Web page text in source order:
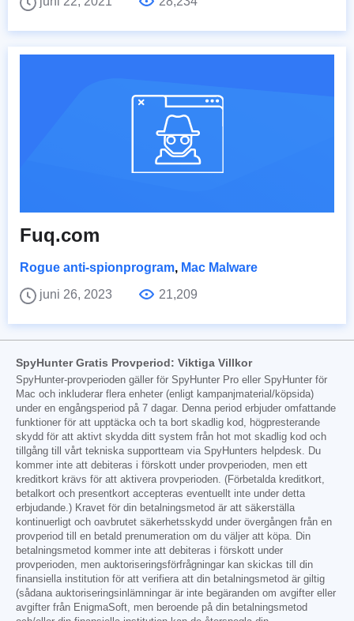
Fuq.com
Rogue anti-spionprogram, Mac Malware
juni 26, 2023
21,209
SpyHunter Gratis Provperiod: Viktiga Villkor
SpyHunter-provperioden gäller för SpyHunter Pro eller SpyHunter för
Mac och inkluderar flera enheter (enligt kampanjmaterial/köpsida)
under en engångsperiod på 7 dagar. Denna period erbjuder omfattande
funktioner för att upptäcka och ta bort skadlig kod, högpresterande
skydd för att aktivt skydda ditt system från hot mot skadlig kod och
tillgång till vårt tekniska supportteam via SpyHunters helpdesk. Du
kommer inte att debiteras i förskott under provperioden, men ett
kreditkort krävs för att aktivera provperioden. (Förbetalda kreditkort,
betalkort och presentkort accepteras eventuellt inte under detta
erbjudande.) Kravet för din betalningsmetod är att säkerställa
kontinuerligt och oavbrutet säkerhetsskydd under övergången från en
provperiod till en betald prenumeration om du väljer att köpa. Din
betalningsmetod kommer inte att debiteras i förskott under
provperioden, men auktoriseringsförfrågningar kan skickas till din
finansiella institution för att verifiera att din betalningsmetod är giltig
(sådana auktoriseringsinlämningar är inte begäranden om avgifter eller
avgifter från EnigmaSoft, men beroende på din betalningsmetod